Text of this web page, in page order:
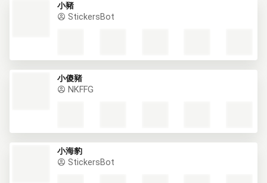
小豬
StickersBot
小傻豬
NKFFG
小海豹
StickersBot